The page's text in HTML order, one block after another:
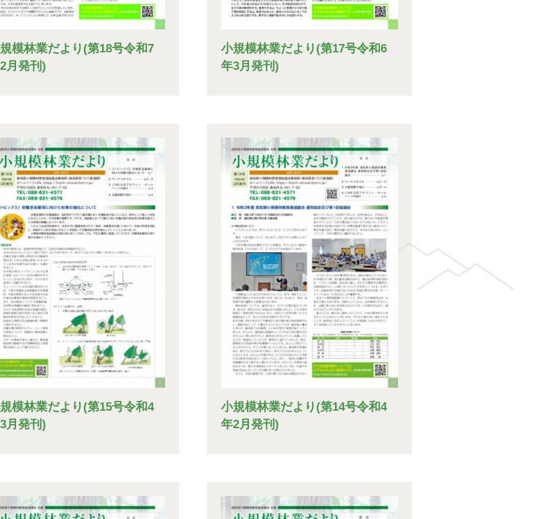
模林業だより(第18号令和7
月発刊)
小規模林業だより(第17号令和6
年3月発刊)
模林業だより(第15号令和4
月発刊)
小規模林業だより(第14号令和4
年2月発刊)